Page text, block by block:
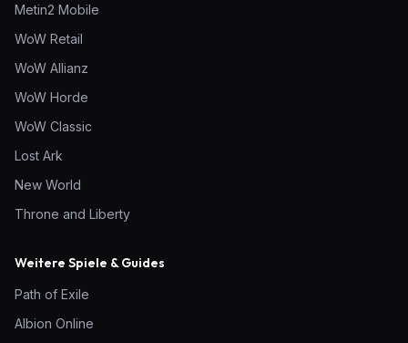
Metin2 Mobile
WoW Retail
WoW Allianz
WoW Horde
WoW Classic
Lost Ark
New World
Throne and Liberty
Weitere Spiele & Guides
Path of Exile
Albion Online